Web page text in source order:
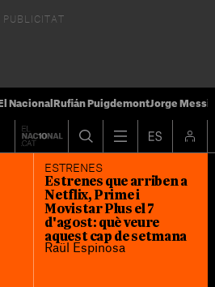
Nacional Rufián PuigdemontJorge Messi
ESTRENES
Estrenes que arriben a
Netflix, Prime i
Movistar Plus el 7
d'agost: què veure
aquest cap de setmana
Raül Espinosa